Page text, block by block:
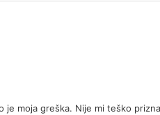
je moja greška. Nije mi teško